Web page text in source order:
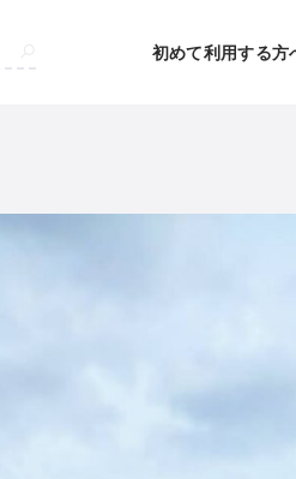
初めて利用する方